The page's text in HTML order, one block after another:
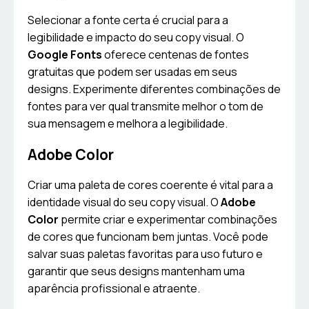
Selecionar a fonte certa é crucial para a
legibilidade e impacto do seu copy visual. O
Google Fontsoferece centenas de fontes
gratuitas que podem ser usadas em seus
designs. Experimente diferentes combinações de
fontes para ver qual transmite melhor o tom de
sua mensagem e melhora a legibilidade.
Adobe Color
Criar uma paleta de cores coerente é vital para a
identidade visual do seu copy visual. OAdobe
Color permite criar e experimentar combinações
de cores que funcionam bem juntas. Você pode
salvar suas paletas favoritas para uso futuro e
garantir que seus designs mantenham uma
aparência profissional e atraente.